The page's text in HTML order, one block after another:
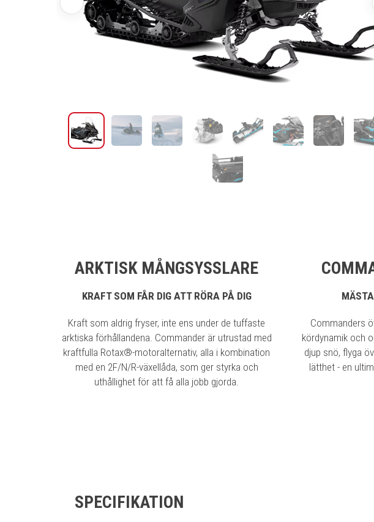
ARKTISK MÅNGSYSSLARE
KRAFT SOM FÅR DIG ATT RÖRA PÅ DIG
Kraft som aldrig fryser, inte ens under de tuffaste
arktiska förhållandena. Commander är utrustad med
kraftfulla Rotax®-motoralternativ, alla i kombination
med en 2F/N/R-växellåda, som ger styrka och
uthållighet för att få alla jobb gjorda.
Commanders
kördynamik och
djup snö, flyga
lätthet - en
SPECIFIKATION